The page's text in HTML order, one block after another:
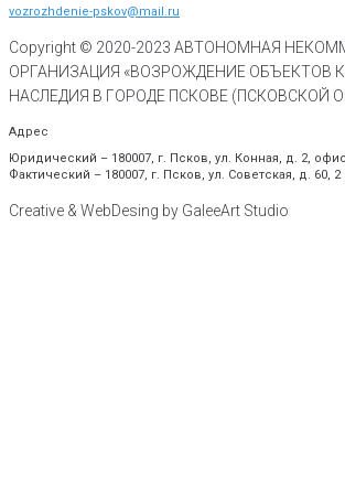
vozrozhdenie-pskov@mail.ru
Copyright © 2020-2023 АВТОНОМНАЯ
ОРГАНИЗАЦИЯ «ВОЗРОЖДЕНИЕ ОБЪЕКТОВ
НАСЛЕДИЯ В ГОРОДЕ ПСКОВЕ (ПСКОВСКОЙ
Адрес
Юридический – 180007, г. Псков, ул. Конная, д. 2,
Фактический – 180007, г. Псков, ул. Советская, д. 60, 2
Creative & WebDesing by GaleeArt Studio